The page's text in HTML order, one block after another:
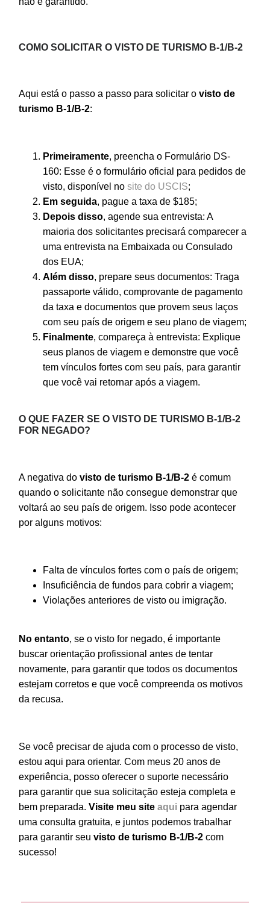
COMO SOLICITAR O VISTO DE TURISMO B-1/B-2
Aqui está o passo a passo para solicitar o visto de
turismo B-1/B-2:
Primeiramente, preencha o Formulário DS-
160: Esse é o formulário oficial para pedidos de
visto, disponível no site do USCIS;
Em seguida, pague a taxa de $185;
Depois disso, agende sua entrevista: A
maioria dos solicitantes precisará comparecer a
uma entrevista na Embaixada ou Consulado
dos EUA;
Além disso, prepare seus documentos: Traga
passaporte válido, comprovante de pagamento
da taxa e documentos que provem seus laços
com seu país de origem e seu plano de viagem;
Finalmente, compareça à entrevista: Explique
seus planos de viagem e demonstre que você
tem vínculos fortes com seu país, para garantir
que você vai retornar após a viagem.
O QUE FAZER SE O VISTO DE TURISMO B-1/B-2
FOR NEGADO?
A negativa do visto de turismo B-1/B-2 é comum
quando o solicitante não consegue demonstrar que
voltará ao seu país de origem. Isso pode acontecer
por alguns motivos:
Falta de vínculos fortes com o país de origem;
Insuficiência de fundos para cobrir a viagem;
Violações anteriores de visto ou imigração.
No entanto, se o visto for negado, é importante
buscar orientação profissional antes de tentar
novamente, para garantir que todos os documentos
estejam corretos e que você compreenda os motivos
da recusa.
Se você precisar de ajuda com o processo de visto,
estou aqui para orientar. Com meus 20 anos de
experiência, posso oferecer o suporte necessário
para garantir que sua solicitação esteja completa e
bem preparada. Visite meu site aqui para agendar
uma consulta gratuita, e juntos podemos trabalhar
para garantir seu visto de turismo B-1/B-2 com
sucesso!